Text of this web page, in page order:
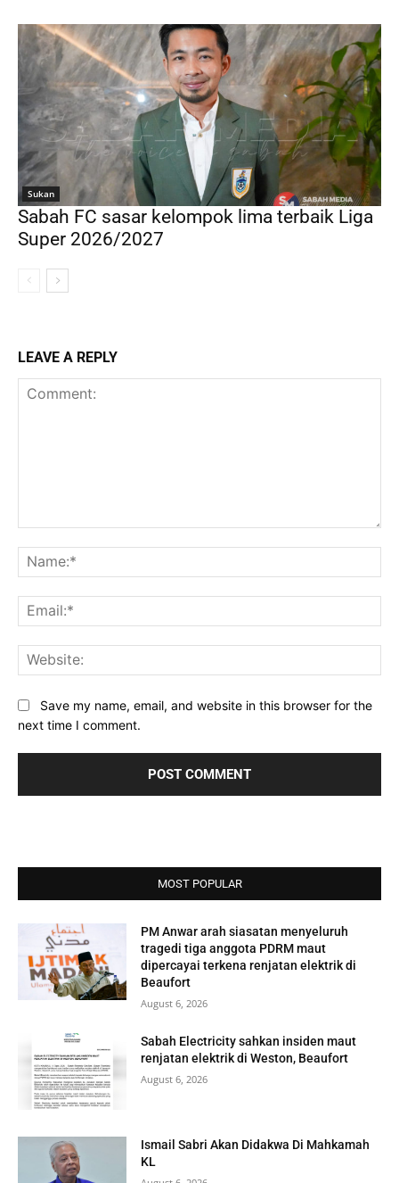
Sukan
Sabah FC sasar kelompok lima terbaik Liga
Super 2026/2027
LEAVE A REPLY
Save my name, email, and website in this browser for the
next time I comment.
MOST POPULAR
PM Anwar arah siasatan menyeluruh
tragedi tiga anggota PDRM maut
dipercayai terkena renjatan elektrik di
Beaufort
August 6, 2026
Sabah Electricity sahkan insiden maut
renjatan elektrik di Weston, Beaufort
August 6, 2026
Ismail Sabri Akan Didakwa Di Mahkamah
KL